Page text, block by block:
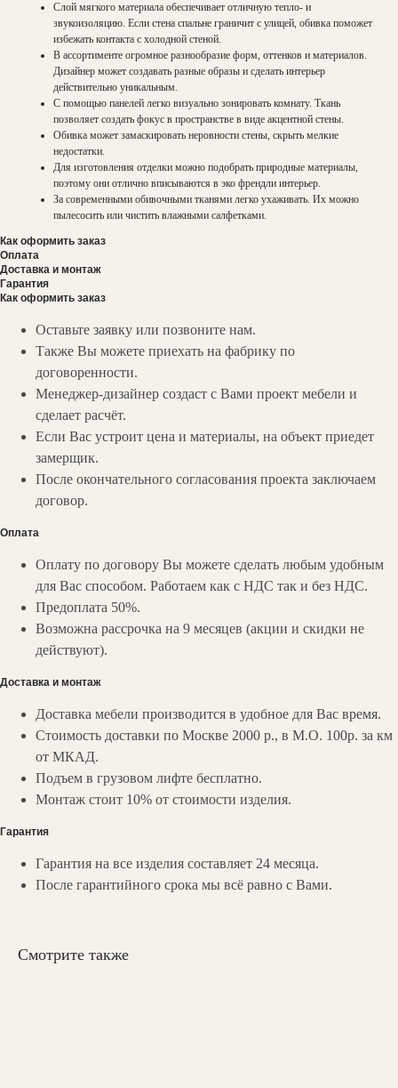
Слой мягкого материала обеспечивает отличную тепло- и
звукоизоляцию. Если стена спальне граничит с улицей, обивка поможет
избежать контакта с холодной стеной.
В ассортименте огромное разнообразие форм, оттенков и материалов.
Дизайнер может создавать разные образы и сделать интерьер
действительно уникальным.
С помощью панелей легко визуально зонировать комнату. Ткань
позволяет создать фокус в пространстве в виде акцентной стены.
Обивка может замаскировать неровности стены, скрыть мелкие
недостатки.
Для изготовления отделки можно подобрать природные материалы,
поэтому они отлично вписываются в эко френдли интерьер.
За современными обивочными тканями легко ухаживать. Их можно
пылесосить или чистить влажными салфетками.
Как оформить заказ
Оплата
Доставка и монтаж
Гарантия
Как оформить заказ
Оставьте заявку или позвоните нам.
Также Вы можете приехать на фабрику по
договоренности.
Менеджер-дизайнер создаст с Вами проект мебели и
сделает расчёт.
Если Вас устроит цена и материалы, на объект приедет
замерщик.
После окончательного согласования проекта заключаем
договор.
Оплата
Оплату по договору Вы можете сделать любым удобным
для Вас способом. Работаем как с НДС так и без НДС.
Предоплата 50%.
Возможна рассрочка на 9 месяцев (акции и скидки не
действуют).
Доставка и монтаж
Доставка мебели производится в удобное для Вас время.
Стоимость доставки по Москве 2000 р., в М.О. 100р. за км
от МКАД.
Подъем в грузовом лифте бесплатно.
Монтаж стоит 10% от стоимости изделия.
Гарантия
Гарантия на все изделия составляет 24 месяца.
После гарантийного срока мы всё равно с Вами.
Смотрите также
НАШИ КОНТАКТЫ
Мессенджеры: